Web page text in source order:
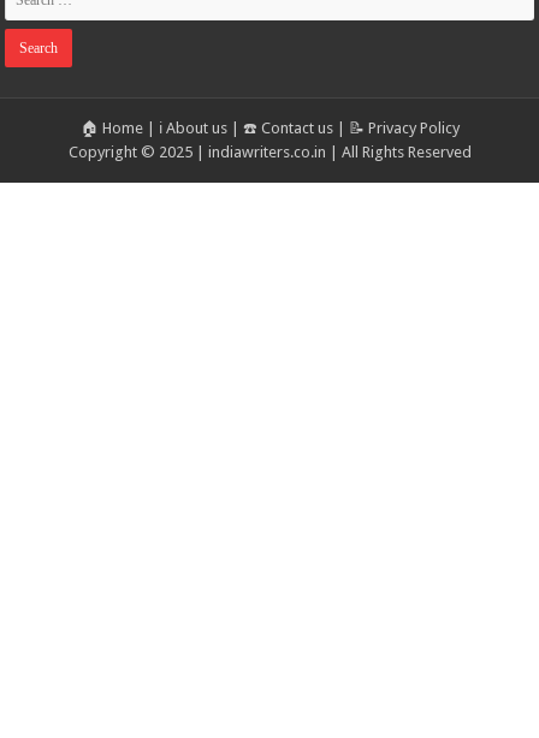
🏠 Home| ℹ️ About us| ☎️ Contact us| 📝 Privacy Policy
Copyright © 2025 | indiawriters.co.in | All Rights Reserved